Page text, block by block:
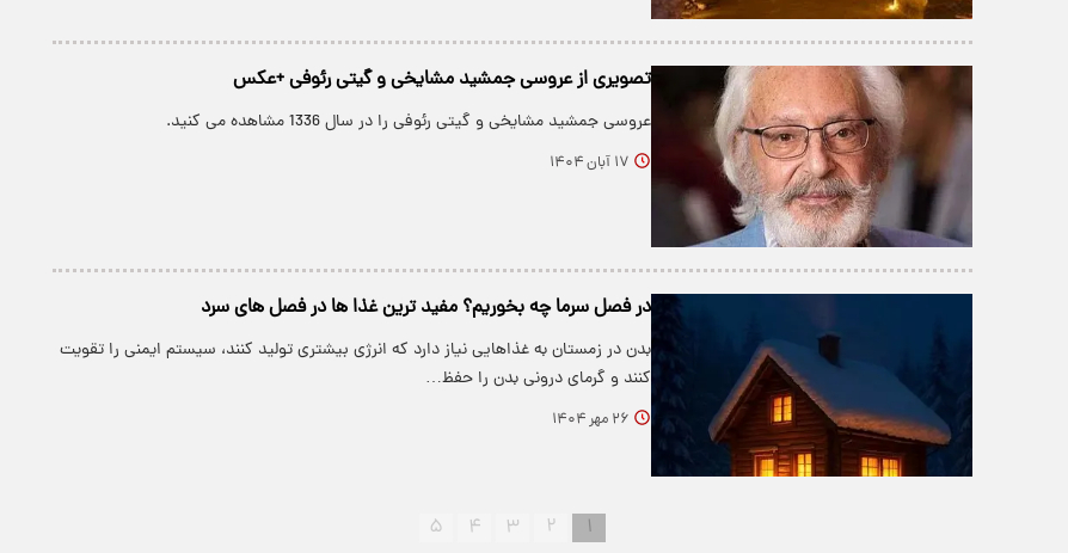
تصویری از عروسی جمشید مشایخی و گیتی رئوفی +عکس
عروسی جمشید مشایخی و گیتی رئوفی را در سال 1336 مشاهده می کنید.
۱۷ آبان ۱۴۰۴
در فصل سرما چه بخوریم؟ مفید ترین غذا ها در فصل های سرد
بدن در زمستان به غذاهایی نیاز دارد که انرژی بیشتری تولید کنند، سیستم ایمنی را تقویت
کنند و گرمای درونی بدن را حفظ…
۲۶ مهر ۱۴۰۴
۱ ۲ ۳ ۴ ۵